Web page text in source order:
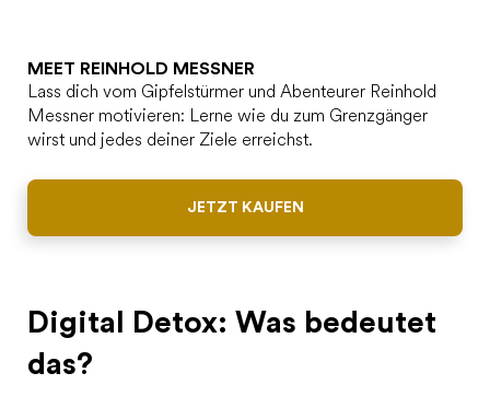
MEET REINHOLD MESSNER
Lass dich vom Gipfelstürmer und Abenteurer Reinhold
Messner motivieren: Lerne wie du zum Grenzgänger
wirst und jedes deiner Ziele erreichst.
JETZT KAUFEN
Digital Detox: Was bedeutet
das?